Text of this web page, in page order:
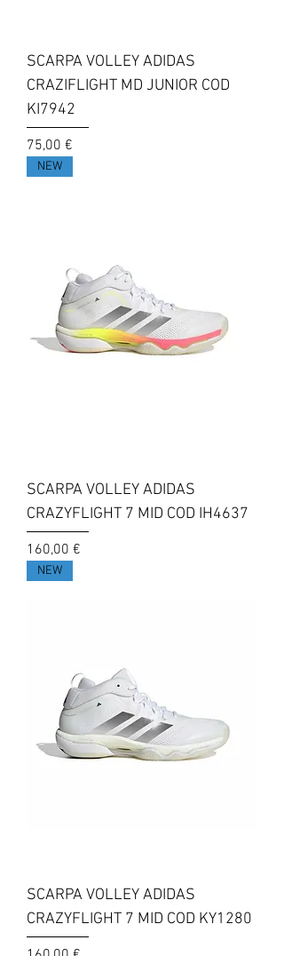
SCARPA VOLLEY ADIDAS
CRAZIFLIGHT MD JUNIOR COD
KI7942
Prezzo
75,00 €
NEW
SCARPA VOLLEY ADIDAS
CRAZYFLIGHT 7 MID COD IH4637
Prezzo
160,00 €
NEW
SCARPA VOLLEY ADIDAS
CRAZYFLIGHT 7 MID COD KY1280